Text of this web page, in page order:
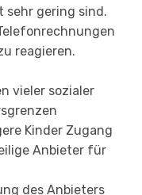
sehr gering sind.
reagieren.
vieler sozialer
Kinder Zugang
Anbieter für
des Anbieters